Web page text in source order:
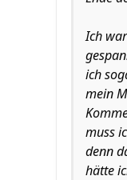
Ich
ich
mein
muss
denn
hätte